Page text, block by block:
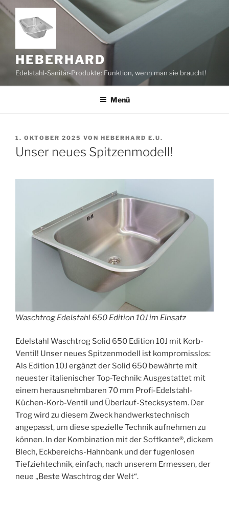
Zum
Inhalt
springen
HEBERHARD
Edelstahl-Sanitär-Produkte: Funktion, wenn man sie braucht!
Menü
VERÖFFENTLICHT
AM
1. OKTOBER 2025 VON HEBERHARD E.U.
Unser neues Spitzenmodell!
Waschtrog Edelstahl 650 Edition 10J im Einsatz
Edelstahl Waschtrog Solid 650 Edition 10J mit Korb-
Ventil! Unser neues Spitzenmodell ist kompromisslos:
Als Edition 10J ergänzt der Solid 650 bewährte mit
neuester italienischer Top-Technik: Ausgestattet mit
einem herausnehmbaren 70 mm Profi-Edelstahl-
Küchen-Korb-Ventil und Überlauf-Stecksystem. Der
Trog wird zu diesem Zweck handwerkstechnisch
angepasst, um diese spezielle Technik aufnehmen zu
können. In der Kombination mit der Softkante®, dickem
Blech, Eckbereichs-Hahnbank und der fugenlosen
Tiefziehtechnik, einfach, nach unserem Ermessen, der
neue „Beste Waschtrog der Welt“.